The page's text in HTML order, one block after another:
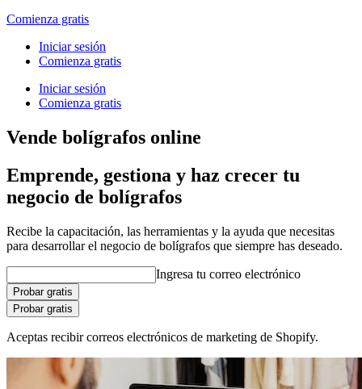
Comienza gratis
Iniciar sesión
Comienza gratis
Iniciar sesión
Comienza gratis
Vende bolígrafos online
Emprende, gestiona y haz crecer tu
negocio de bolígrafos
Recibe la capacitación, las herramientas y la ayuda que necesitas
para desarrollar el negocio de bolígrafos que siempre has deseado.
Ingresa tu correo electrónico
Probar gratis
Probar gratis
Aceptas recibir correos electrónicos de marketing de Shopify.